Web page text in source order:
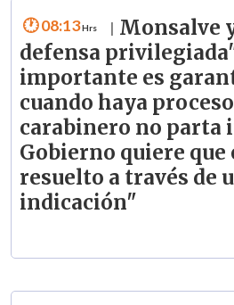
08:13
Monsalve
defensa
importante es
cuando haya
carabinero no parta
Gobierno quiere que
resuelto a través de
indicación"